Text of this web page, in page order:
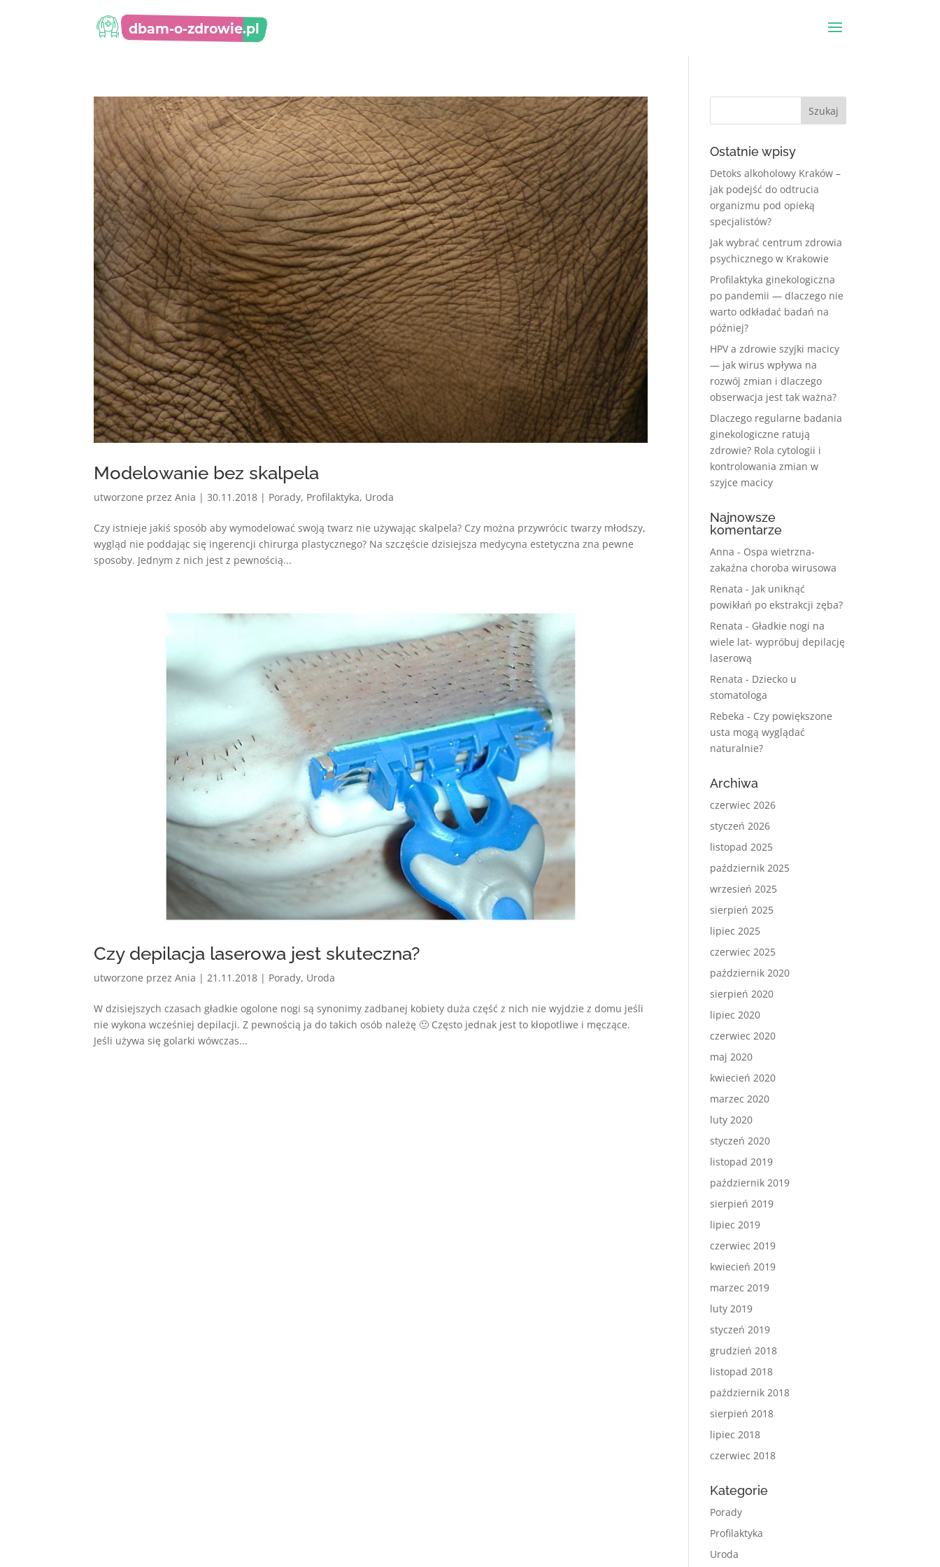
Modelowanie bez skalpela
utworzone przezAnia |30.11.2018 | Porady, Profilaktyka, Uroda
Czy istnieje jakiś sposób aby wymodelować swoją twarz nie używając skalpela? Czy można przywrócic twarzy młodszy,
wygląd nie poddając się ingerencji chirurga plastycznego? Na szczęście dzisiejsza medycyna estetyczna zna pewne
sposoby. Jednym z nich jest z pewnością...
Czy depilacja laserowa jest skuteczna?
utworzone przezAnia |21.11.2018 | Porady, Uroda
W dzisiejszych czasach gładkie ogolone nogi są synonimy zadbanej kobiety duża część z nich nie wyjdzie z domu jeśli
nie wykona wcześniej depilacji. Z pewnością ja do takich osób należę 🙂 Często jednak jest to kłopotliwe i męczące.
Jeśli używa się golarki wówczas...
Ostatnie wpisy
Detoks alkoholowy Kraków –
jak podejść do odtrucia
organizmu pod opieką
specjalistów?
Jak wybrać centrum zdrowia
psychicznego w Krakowie
Profilaktyka ginekologiczna
po pandemii — dlaczego nie
warto odkładać badań na
później?
HPV a zdrowie szyjki macicy
— jak wirus wpływa na
rozwój zmian i dlaczego
obserwacja jest tak ważna?
Dlaczego regularne badania
ginekologiczne ratują
zdrowie? Rola cytologii i
kontrolowania zmian w
szyjce macicy
Najnowsze
komentarze
Anna - Ospa wietrzna-
zakaźna choroba wirusowa
Renata - Jak uniknąć
powikłań po ekstrakcji zęba?
Renata - Gładkie nogi na
wiele lat- wypróbuj depilację
laserową
Renata - Dziecko u
stomatologa
Rebeka - Czy powiększone
usta mogą wyglądać
naturalnie?
Archiwa
czerwiec 2026
styczeń 2026
listopad 2025
październik 2025
wrzesień 2025
sierpień 2025
lipiec 2025
czerwiec 2025
październik 2020
sierpień 2020
lipiec 2020
czerwiec 2020
maj 2020
kwiecień 2020
marzec 2020
luty 2020
styczeń 2020
listopad 2019
październik 2019
sierpień 2019
lipiec 2019
czerwiec 2019
kwiecień 2019
marzec 2019
luty 2019
styczeń 2019
grudzień 2018
listopad 2018
październik 2018
sierpień 2018
lipiec 2018
czerwiec 2018
Kategorie
Porady
Profilaktyka
Uroda